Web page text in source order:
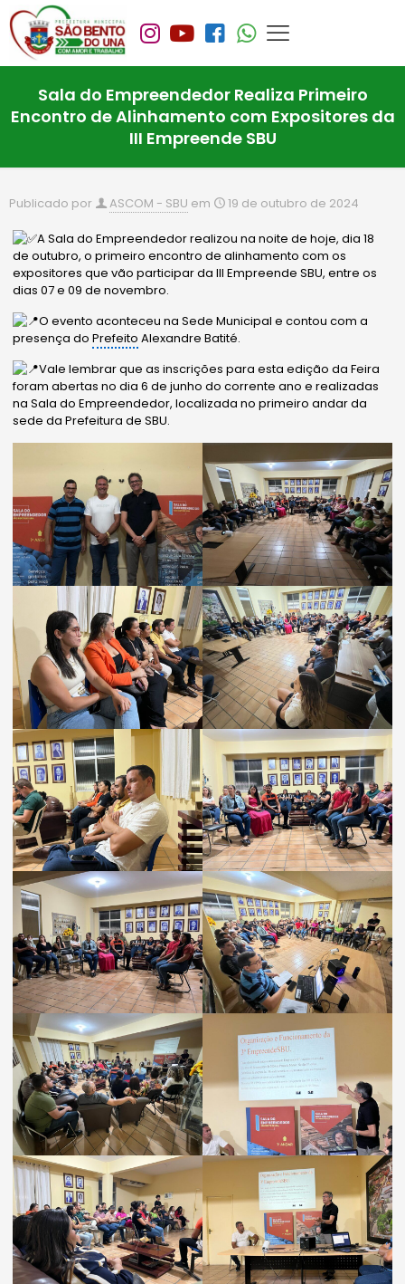
Sala do Empreendedor Realiza Primeiro
Encontro de Alinhamento com Expositores da
III Empreende SBU
Publicado por ASCOM - SBU em 19 de outubro de 2024
A Sala do Empreendedor realizou na noite de hoje, dia 18
de outubro, o primeiro encontro de alinhamento com os
expositores que vão participar da III Empreende SBU, entre os
dias 07 e 09 de novembro.
O evento aconteceu na Sede Municipal e contou com a
presença doPrefeito Alexandre Batité.
Vale lembrar que as inscrições para esta edição da Feira
foram abertas no dia 6 de junho do corrente ano e realizadas
na Sala do Empreendedor, localizada no primeiro andar da
sede daPrefeitura de SBU.